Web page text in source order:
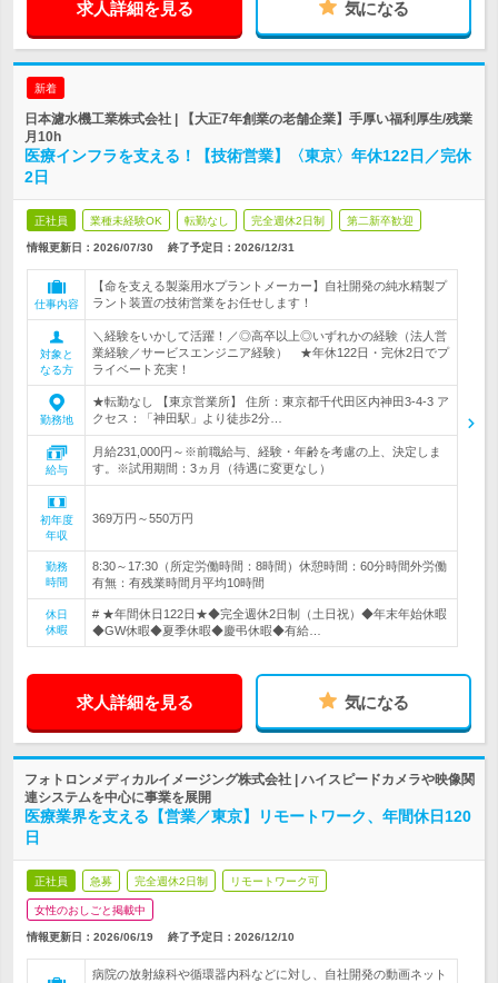
求人詳細を見る 気になる
新着
日本濾水機工業株式会社 | 【大正7年創業の老舗企業】手厚い福利厚生/残業
月10h
医療インフラを支える！【技術営業】〈東京〉年休122日／完休
2日
正社員 業種未経験OK 転勤なし 完全週休2日制 第二新卒歓迎
情報更新日：2026/07/30 終了予定日： 2026/12/31
仕事内容
【命を支える製薬用水プラントメーカー】自社開発の純水精製プ
ラント装置の技術営業をお任せします！
対象と
なる方
＼経験をいかして活躍！／◎高卒以上◎いずれかの経験（法人営
業経験／サービスエンジニア経験） ★年休122日・完休2日でプ
ライベート充実！
勤務地
★転勤なし 【東京営業所】 住所：東京都千代田区内神田3-4-3 ア
クセス：「神田駅」より徒歩2分…
給与
月給231,000円～※前職給与、経験・年齢を考慮の上、決定しま
す。※試用期間：3ヵ月（待遇に変更なし）
初年度
年収
369万円～550万円
勤務
時間
8:30～17:30（所定労働時間：8時間）休憩時間：60分時間外労働
有無：有残業時間月平均10時間
休日
休暇
# ★年間休日122日★◆完全週休2日制（土日祝）◆年末年始休暇
◆GW休暇◆夏季休暇◆慶弔休暇◆有給…
求人詳細を見る 気になる
フォトロンメディカルイメージング株式会社 | ハイスピードカメラや映像関
連システムを中心に事業を展開
医療業界を支える【営業／東京】リモートワーク、年間休日120
日
正社員 急募 完全週休2日制 リモートワーク可
女性のおしごと掲載中
情報更新日：2026/06/19 終了予定日： 2026/12/10
病院の放射線科や循環器内科などに対し、自社開発の動画ネット